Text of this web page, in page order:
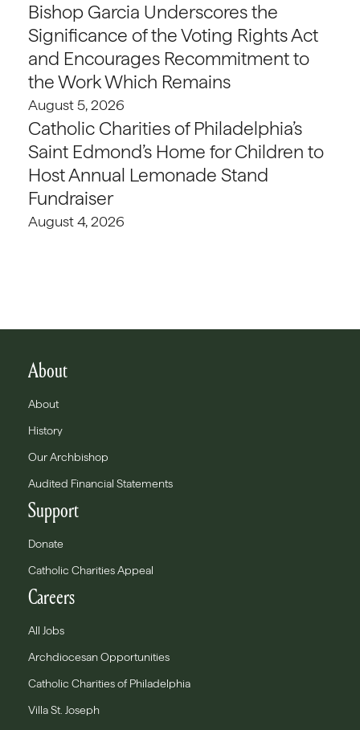
Bishop Garcia Underscores the
Significance of the Voting Rights Act
and Encourages Recommitment to
the Work Which Remains
August 5, 2026
Catholic Charities of Philadelphia’s
Saint Edmond’s Home for Children to
Host Annual Lemonade Stand
Fundraiser
August 4, 2026
About
About
History
Our Archbishop
Audited Financial Statements
Support
Donate
Catholic Charities Appeal
Careers
All Jobs
Archdiocesan Opportunities
Catholic Charities of Philadelphia
Villa St. Joseph